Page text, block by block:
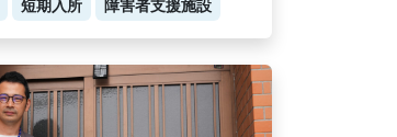
短期入所 障害者支援施設